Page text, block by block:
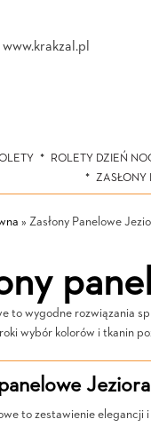
ROLETY DZIEŃ
ZASŁONY
» Zasłony Panelowe
to wygodne rozwiązania
wybór kolorów i tkanin
to zestawienie elegancji